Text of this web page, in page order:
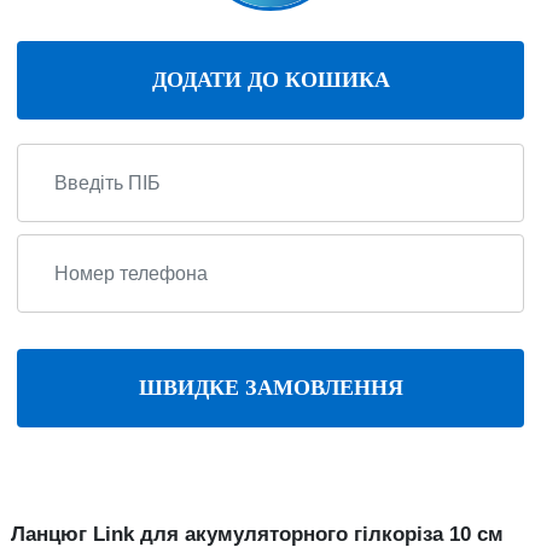
ДОДАТИ ДО КОШИКА
ШВИДКЕ ЗАМОВЛЕННЯ
Ланцюг Link для акумуляторного гілкоріза 10 см